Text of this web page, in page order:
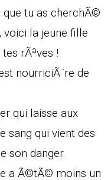
tu as cherchÃ©
voici la jeune fille
rÃªves !
nourriciÃ¨re de
qui laisse aux
sang qui vient des
son danger.
a Ã©tÃ© moins un